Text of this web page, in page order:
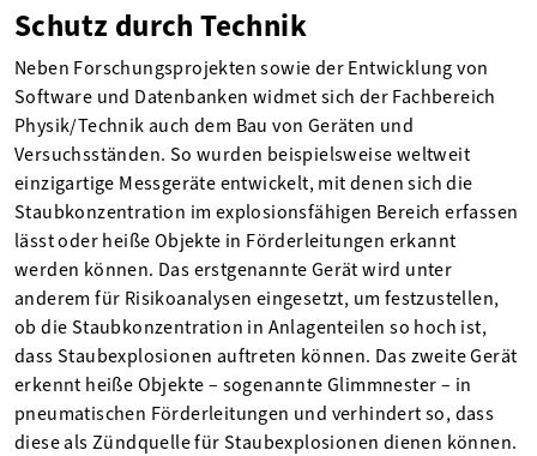
Schutz durch Technik
Neben Forschungsprojekten sowie der Entwicklung von
Software und Datenbanken widmet sich der Fachbereich
Physik/Technik auch dem Bau von Geräten und
Versuchsständen. So wurden beispielsweise weltweit
einzigartige Messgeräte entwickelt, mit denen sich die
Staubkonzentration im explosionsfähigen Bereich erfassen
lässt oder heiße Objekte in Förderleitungen erkannt
werden können. Das erstgenannte Gerät wird unter
anderem für Risikoanalysen eingesetzt, um festzustellen,
ob die Staubkonzentration in Anlagenteilen so hoch ist,
dass Staubexplosionen auftreten können. Das zweite Gerät
erkennt heiße Objekte – sogenannte Glimmnester – in
pneumatischen Förderleitungen und verhindert so, dass
diese als Zündquelle für Staubexplosionen dienen können.